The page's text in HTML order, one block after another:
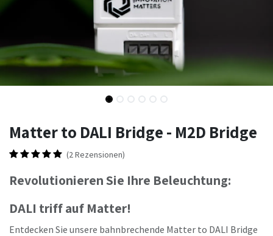
Matter to DALI Bridge - M2D Bridge
(2 Rezensionen)
Revolutionieren Sie Ihre Beleuchtung:
DALI triff auf Matter!
Entdecken Sie unsere bahnbrechende Matter to DALI Bridge